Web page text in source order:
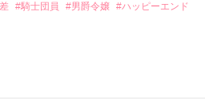
品を読む
#騎士団員 #男爵令嬢 #ハッピーエンド
らない男が眠っていた。